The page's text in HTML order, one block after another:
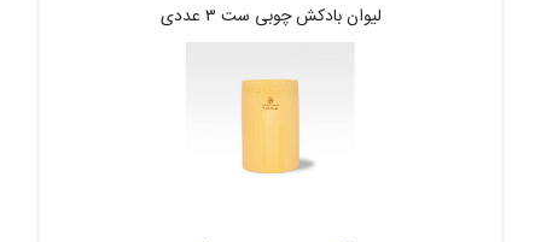
لیوان بادکش چوبی ست ۳ عددی